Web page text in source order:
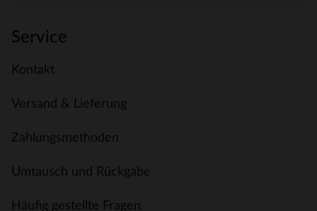
Service
Kontakt
Versand & Lieferung
Zahlungsmethoden
Umtausch und Rückgabe
Häufig gestellte Fragen